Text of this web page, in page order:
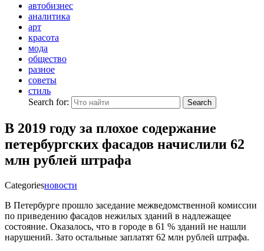
автобизнес
аналитика
арт
красота
мода
общество
разное
советы
стиль
Search for:
Search
В 2019 году за плохое содержание
петербургских фасадов начислили 62
млн рублей штрафа
Categoriesновости
В Петербурге прошло заседание межведомственной комиссии
по приведению фасадов нежилых зданий в надлежащее
состояние. Оказалось, что в городе в 61 % зданий не нашли
нарушений. Зато остальные заплатят 62 млн рублей штрафа.